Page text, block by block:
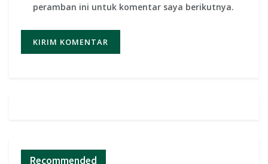
peramban ini untuk komentar saya berikutnya.
Recommended